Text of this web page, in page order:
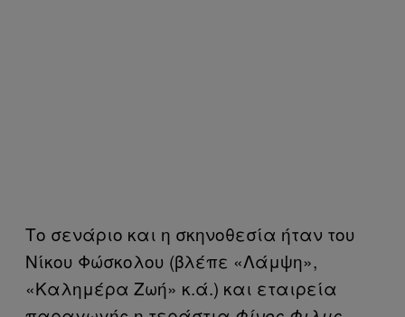
Το σενάριο και η σκηνοθεσία ήταν του
Νίκου Φώσκολου (βλέπε «Λάμψη»,
«Καλημέρα Ζωή» κ.ά.) και εταιρεία